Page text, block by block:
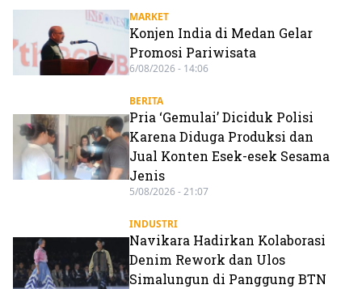
MARKET
Konjen India di Medan Gelar
Promosi Pariwisata
6/08/2026 - 14:06
BERITA
Pria ‘Gemulai’ Diciduk Polisi
Karena Diduga Produksi dan
Jual Konten Esek-esek Sesama
Jenis
5/08/2026 - 21:07
INDUSTRI
Navikara Hadirkan Kolaborasi
Denim Rework dan Ulos
Simalungun di Panggung BTN